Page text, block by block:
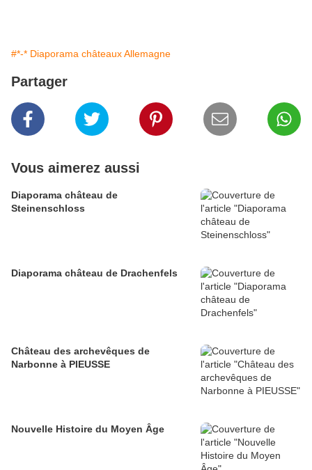
#*-* Diaporama châteaux Allemagne
Partager
Vous aimerez aussi
Diaporama château de
Steinenschloss
Diaporama château de Drachenfels
Château des archevêques de
Narbonne à PIEUSSE
Nouvelle Histoire du Moyen Âge